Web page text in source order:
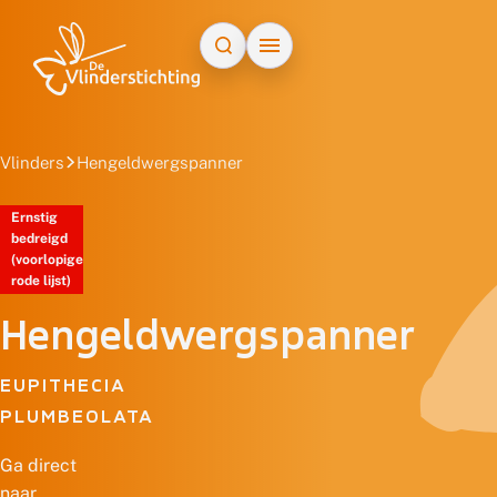
Vlinders Hengeldwergspanner
Ernstig
bedreigd
(voorlopige
rode lijst)
Hengeldwergspanner
EUPITHECIA
PLUMBEOLATA
Ga direct
naar